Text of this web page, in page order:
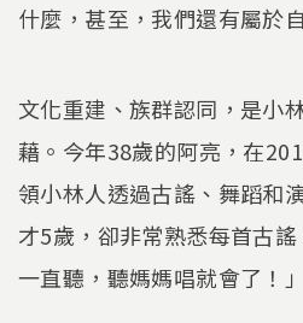
什麼，甚至，我們還有屬於
文化重建、族群認同，是小
藉。今年38歲的阿亮，在
領小林人透過古謠、舞蹈和
才5歲，卻非常熟悉每首古
一直聽，聽媽媽唱就會了！」